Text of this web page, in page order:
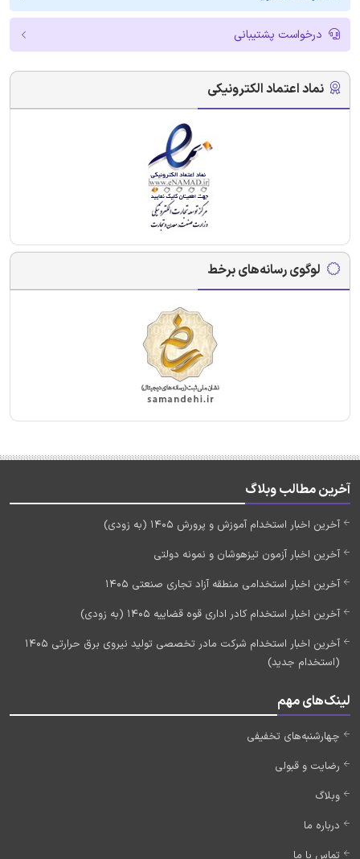
درخواست پشتیبانی
نماد اعتماد الکترونیکی
لوگوی رسانه‌های برخط
آخرین مطالب وبلاگ
آخرین اخبار استخدام آموزش و پرورش 1405 (به زودی)
آخرین اخبار آزمون تیزهوشان و نمونه دولتی
آخرین اخبار استخدامی منطقه آزاد تجاری صنعتی 1405
آخرین اخبار استخدام کادر اداری قوه قضاییه 1405 (به زودی)
آخرین اخبار استخدام شرکت مادر تخصصی تولید نیروی برق حرارتی 1405
(استخدام جدید)
لینک‌های مهم
چهارشنبه‌های تخفیفی
رضایت و قبولی
وبلاگ
درباره ما